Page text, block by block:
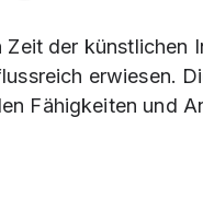
Zeit der künstlichen
erwiesen.
Fähigkeiten und